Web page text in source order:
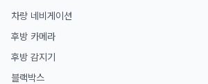
차량 네비게이션
후방 카메라
후방 감지기
블랙박스